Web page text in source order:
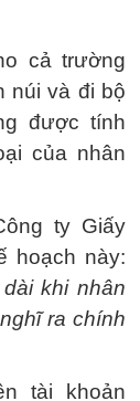
cả trường
núi và đi bộ
được tính
của nhân
ty Giấy
hoạch này:
khi nhân
ra chính
tài khoản